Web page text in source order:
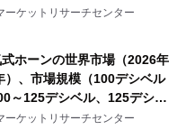
検査、タンパク質バイオマ
、細胞ベースのバイオマー
レポートを発表
ーケットリサーチセンター
ホーンの世界市場（2026年
）、市場規模（100デシベル
～125デシベル、125デシベ
分析レポートを発表
ーケットリサーチセンター